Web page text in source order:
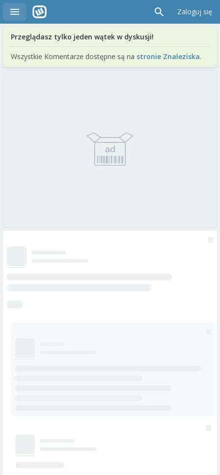
Zaloguj się
Przeglądasz tylko jeden wątek w dyskusji!
Wszystkie Komentarze dostępne są na stronie Znaleziska.